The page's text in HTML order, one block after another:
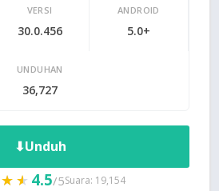
VERSI
30.0.456
ANDROID
5.0+
UNDUHAN
36,727
⬇Unduh
4.5/5Suara: 19,154